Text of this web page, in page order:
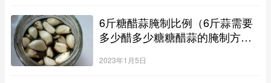
6斤糖醋蒜腌制比例（6斤蒜需要
多少醋多少糖糖醋蒜的腌制方
2023年1月5日